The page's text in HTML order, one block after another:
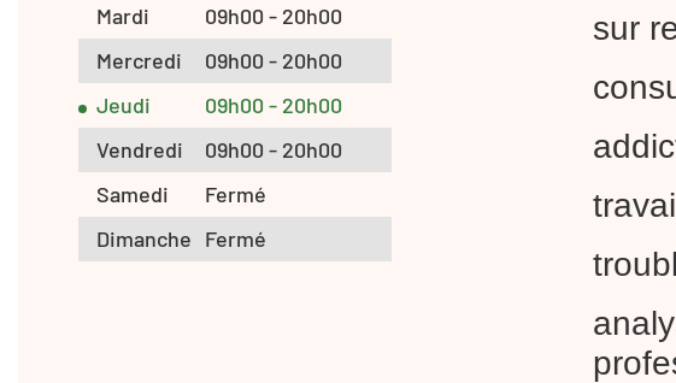
Mardi
09h00 - 20h00
Mercredi
09h00 - 20h00
Jeudi
09h00 - 20h00
Vendredi
09h00 - 20h00
Samedi
Fermé
Dimanche Fermé
sur